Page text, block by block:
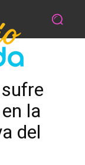
la
del